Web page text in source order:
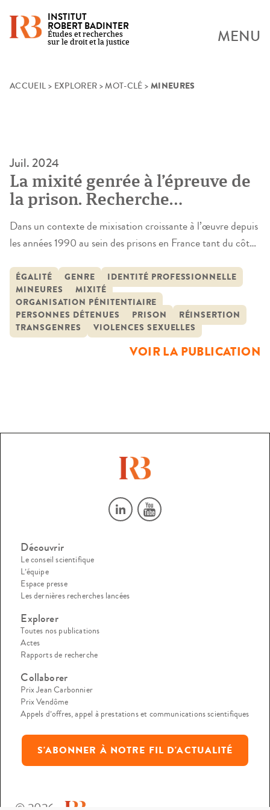
Skip
INSTITUT
ROBERT BADINTER
Études et recherches
sur le droit et la justice
MENU
ACCUEIL > EXPLORER >MOT-CLÉ > MINEURES
Juil. 2024
La mixité genrée à l’épreuve de
la prison. Recherche
interdisciplinaire sur les
interactions, espaces et temps
mixtes en détention
Dans un contexte de mixisation croissante à l’œuvre depuis
les années 1990 au sein des prisons en France tant du côté
recherche documente et interroge ce processus, pour en
saisir les enjeux et mesurer les transformations et les
résistances associées. À partir d’une démarche
interdisciplinaire (droit, […]
ÉGALITÉ GENRE
IDENTITÉ PROFESSIONNELLE
MINEURES
MIXITÉ
ORGANISATION PÉNITENTIAIRE
PERSONNES DÉTENUES
PRISON
RÉINSERTION
TRANSGENRES
VIOLENCES SEXUELLES
VOIR LA PUBLICATION
Découvrir
Le conseil scientifique
L’équipe
Espace presse
Les dernières recherches lancées
Explorer
Toutes nos publications
Actes
Rapports de recherche
Collaborer
Prix Jean Carbonnier
Prix Vendôme
Appels d’offres, appel à prestations et communications scientifiques
S'ABONNER À NOTRE FIL D'ACTUALITÉ